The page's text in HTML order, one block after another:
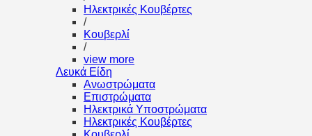
Ηλεκτρικές Κουβέρτες
/
Κουβερλί
/
view more
Λευκά Είδη
Ανωστρώματα
Επιστρώματα
Ηλεκτρικά Υποστρώματα
Ηλεκτρικές Κουβέρτες